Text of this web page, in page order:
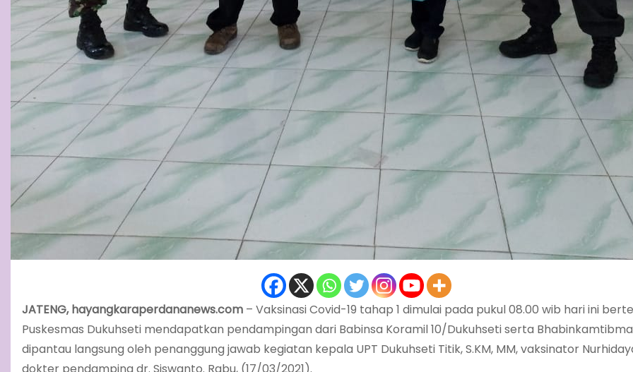
JATENG, hayangkaraperdananews.com – Vaksinasi Covid-19 tahap 1 dimulai pada pukul 08.00 wib hari ini
Puskesmas Dukuhseti mendapatkan pendampingan dari Babinsa Koramil 10/Dukuhseti serta
dipantau langsung oleh penanggung jawab kegiatan kepala UPT Dukuhseti Titik, S.KM, MM, vaksinator